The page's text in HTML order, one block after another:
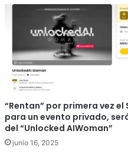
“Rentan” por primera vez el
para un evento privado,
del “Unlocked AIWoman”
junio 16, 2025